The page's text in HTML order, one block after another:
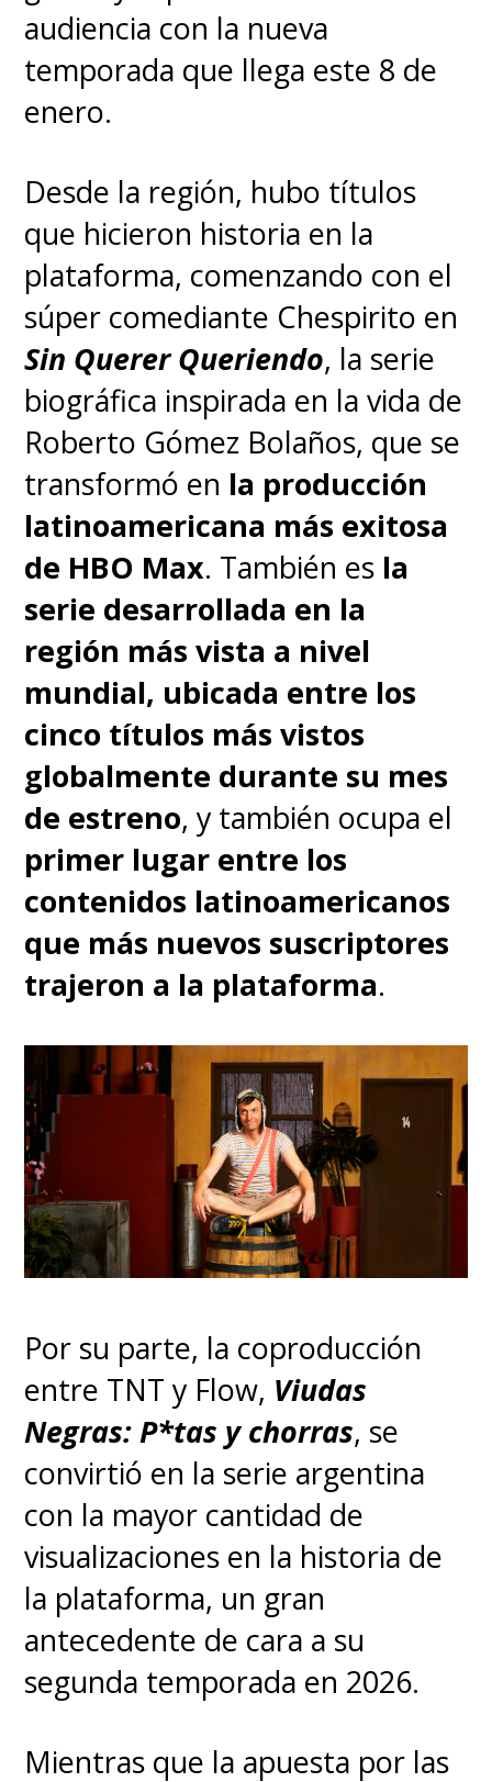
y Hermione. Se lanzó una
búsqueda global en la que
participaron más de 30 mil
La nueva serie deHarry Potter
aún no tiene fecha de estreno,
pero todo apunta auna
ventana de lanzamiento para
el 2027considerando queel
rodaje empezará a mediados
de este 2025.
audiencia con la nueva
temporada que llega este 8 de
enero.
Desde la región, hubo títulos
que hicieron historia en la
plataforma, comenzando con el
súper comediante Chespirito en
Sin Querer Queriendo, la serie
biográfica inspirada en la vida de
Roberto Gómez Bolaños, que se
transformó en la producción
latinoamericana más exitosa
de HBO Max. También es la
serie desarrollada en la
región más vista a nivel
mundial, ubicada entre los
cinco títulos más vistos
globalmente durante su mes
de estreno, y también ocupa el
primer lugar entre los
contenidos latinoamericanos
que más nuevos suscriptores
trajeron a la plataforma.
Por su parte, la coproducción
entre TNT y Flow, Viudas
Negras: P*tas y chorras, se
convirtió en la serie argentina
con la mayor cantidad de
visualizaciones en la historia de
la plataforma, un gran
antecedente de cara a su
segunda temporada en 2026.
Mientras que la apuesta por las